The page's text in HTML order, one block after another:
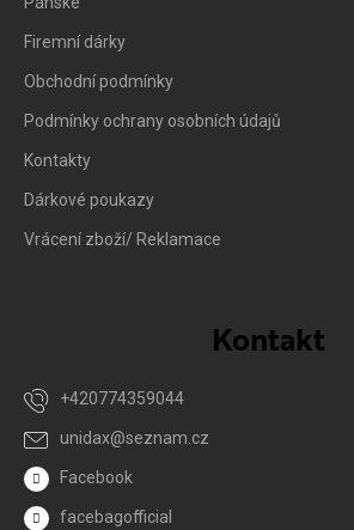
Firemní dárky
Obchodní podmínky
Podmínky ochrany osobních údajů
Kontakty
Dárkové poukazy
Vrácení zboží/ Reklamace
Kontakt
unidax@seznam.cz
+420774359044
Facebook
facebagofficial